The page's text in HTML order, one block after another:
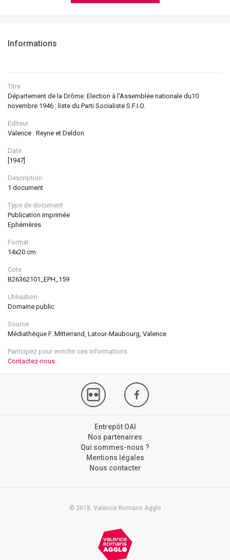
Informations
Titre
Département de la Drôme. Election à l'Assemblée nationale du10
novembre 1946 : liste du Parti Socialiste S.F.I.O.
Editeur
Valence : Reyne et Deldon
Date
[1947]
Description
1 document
Type de document
Publication imprimée
Ephémères
Format
14x20 cm
Cote
B26362101_EPH_159
Utilisation
Domaine public
Source
Médiathèque F. Mitterrand, Latour-Maubourg, Valence
Participez pour enrichir ces informations
Contactez-nous
Entrepôt OAI
Nos partenaires
Qui sommes-nous ?
Mentions légales
Nous contacter
© 2018. Valence Romans Agglo